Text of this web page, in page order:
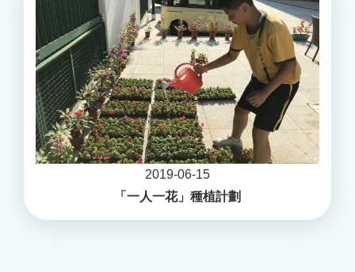
2019-06-15
「一人一花」種植計劃